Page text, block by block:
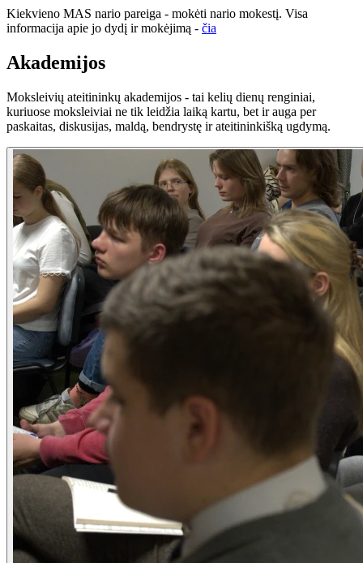
Kiekvieno MAS nario pareiga - mokėti nario mokestį. Visa
informacija apie jo dydį ir mokėjimą - čia
Akademijos
Moksleivių ateitininkų akademijos - tai kelių dienų renginiai,
kuriuose moksleiviai ne tik leidžia laiką kartu, bet ir auga per
paskaitas, diskusijas, maldą, bendrystę ir ateitininkišką ugdymą.